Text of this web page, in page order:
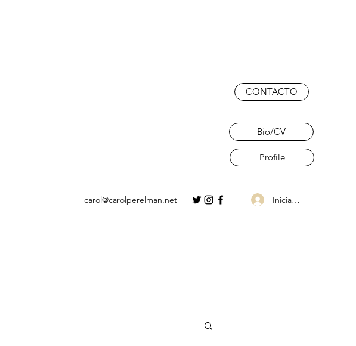
CONTACTO
Bio/CV
Profile
carol@carolperelman.net Iniciar sesión